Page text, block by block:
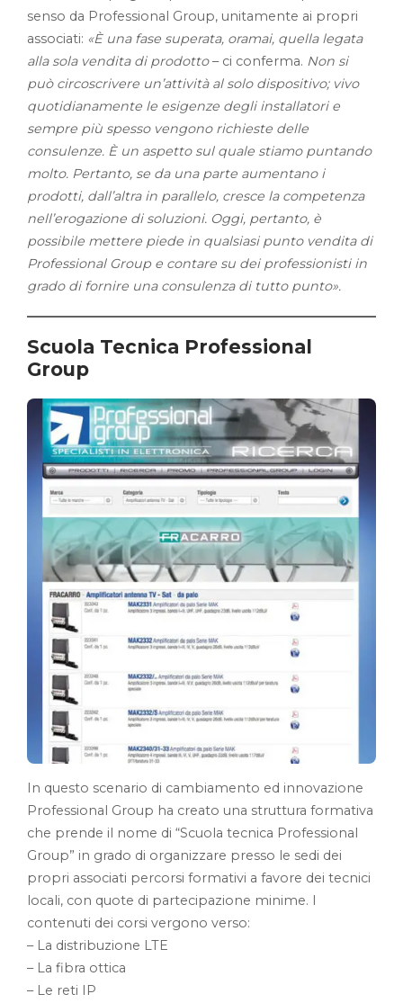
senso da Professional Group, unitamente ai propri
associati: «È una fase superata, oramai, quella legata
alla sola vendita di prodotto– ci conferma. Non si
può circoscrivere un’attività al solo dispositivo; vivo
quotidianamente le esigenze degli installatori e
sempre più spesso vengono richieste delle
consulenze. È un aspetto sul quale stiamo puntando
molto. Pertanto, se da una parte aumentano i
prodotti, dall’altra in parallelo, cresce la competenza
nell’erogazione di soluzioni. Oggi, pertanto, è
possibile mettere piede in qualsiasi punto vendita di
Professional Group e contare su dei professionisti in
grado di fornire una consulenza di tutto punto».
Scuola Tecnica Professional
Group
In questo scenario di cambiamento ed innovazione
Professional Group ha creato una struttura formativa
che prende il nome di “Scuola tecnica Professional
Group” in grado di organizzare presso le sedi dei
propri associati percorsi formativi a favore dei tecnici
locali, con quote di partecipazione minime. I
contenuti dei corsi vergono verso:
– La distribuzione LTE
– La fibra ottica
– Le reti IP